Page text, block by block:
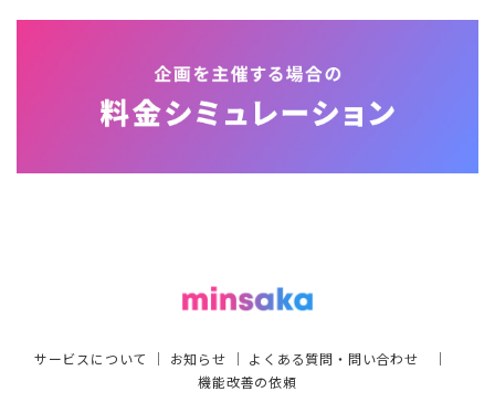
サービスについて ｜ お知らせ ｜ よくある質問・問い合わせ ｜
機能改善の依頼